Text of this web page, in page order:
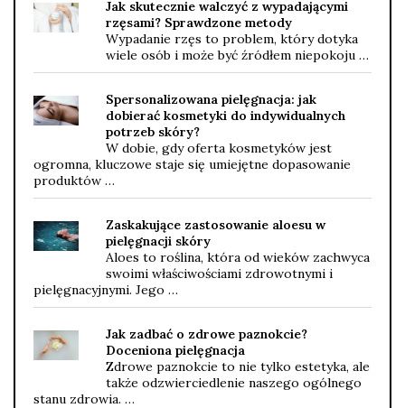
Jak skutecznie walczyć z wypadającymi
rzęsami? Sprawdzone metody
Wypadanie rzęs to problem, który dotyka
wiele osób i może być źródłem niepokoju …
Spersonalizowana pielęgnacja: jak
dobierać kosmetyki do indywidualnych
potrzeb skóry?
W dobie, gdy oferta kosmetyków jest
ogromna, kluczowe staje się umiejętne dopasowanie
produktów …
Zaskakujące zastosowanie aloesu w
pielęgnacji skóry
Aloes to roślina, która od wieków zachwyca
swoimi właściwościami zdrowotnymi i
pielęgnacyjnymi. Jego …
Jak zadbać o zdrowe paznokcie?
Doceniona pielęgnacja
Zdrowe paznokcie to nie tylko estetyka, ale
także odzwierciedlenie naszego ogólnego
stanu zdrowia. …